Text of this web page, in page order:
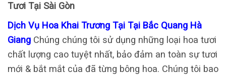
Tươi Tại Sài Gòn
Dịch Vụ Hoa Khai Trương Tại Tại Bắc Quang Hà
Giang Chúng chúng tôi sử dụng những loại hoa tươi
chất lượng cao tuyệt nhất, bảo đảm an toàn sự tươi
mới & bắt mắt của đã từng bông hoa. Chúng tôi bao